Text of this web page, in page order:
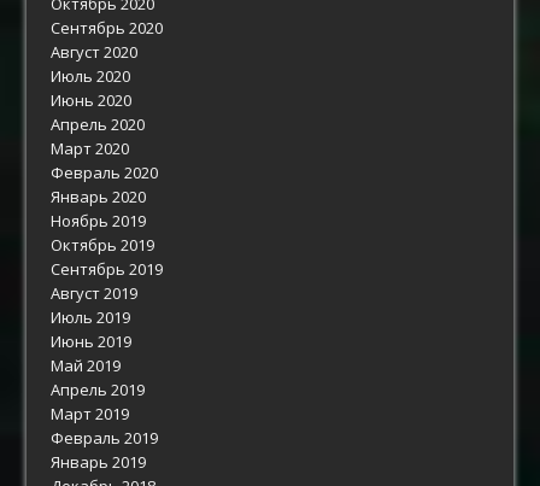
Сентябрь 2020
Август 2020
Июль 2020
Июнь 2020
Апрель 2020
Март 2020
Февраль 2020
Январь 2020
Ноябрь 2019
Октябрь 2019
Сентябрь 2019
Август 2019
Июль 2019
Июнь 2019
Май 2019
Апрель 2019
Март 2019
Февраль 2019
Январь 2019